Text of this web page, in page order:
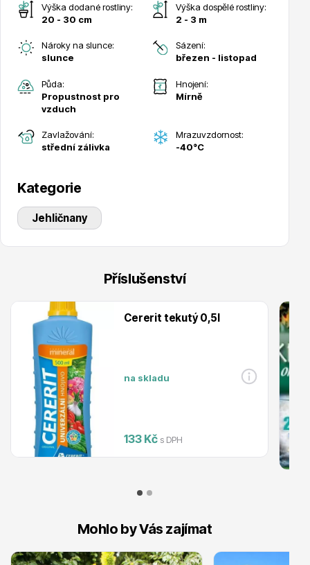
Drobná ovoce
Substráty, hnojiva, kůra
Trvalky
Bylinky do kuchyně
Výška dodané rostliny:
20 - 30 cm
Výška dospělé rostliny:
2 - 3 m
Nároky na slunce:
slunce
Sázení:
březen - listopad
Půda:
Propustnost pro
vzduch
Hnojení:
Mírně
Zavlažování:
střední zálivka
Mrazuvzdornost:
-40°C
Kategorie
Jehličnany
Příslušenství
Cererit tekutý 0,5l
na skladu
133 Kč s DPH
Mohlo by Vás zajímat